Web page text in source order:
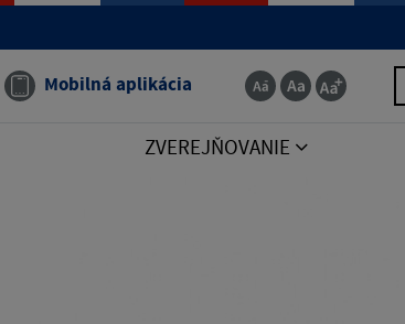
Mobilná aplikácia
ZVEREJŇOVANIE